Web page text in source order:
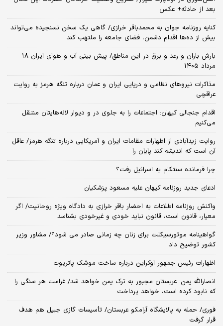
بعد از حادثه+ عکس
کنایه روزنامه جوان به محمدباقر خرازی/ گاهی یک سخن نسنجیده می‌تواند
بیش از ده‌ها اقدام دشمن، فضای جامعه را ملتهب کند
بارش باران و رعد و برق در این مناطق/ پیش بینی آب و هوای ایران ۱۸
مرداد ۱۴۰۵
مذاکرات نیروهای نظامی و دریایی ایران و عمان درباره تنگه هرمز به روایت
عراقچی
اقدام جنجالی کیهان: اجتماعات را به جلوی در و دیوار لانه‌هایتان منتقل
می‌کنیم
روایت زیدآبادی از اظهارات مقامات ایران و آمریکایی درباره تنگه هرمز/ عاقل
آن است که اندیشه کند پایان را
چرا فرمانده سنتکام به اسرائیل رفت؟
ادعای جدید روزنامه کیهان علیه مسعود پزشکیان
واکنش روزنامه اطلاعات به احضار باقر خرازی به دادگاه ویژه روحانیت/ اگر
معیار، قانون است، قانون نباید خودی و غیرخودی بشناسد
گواهینامه موتورسیکلت برای زنان چه زمانی صادر می شود؟/ مشاور وزیر
کشور توضیح داد
اظهارات رئیس جمهور اوکراین درباره ساخت موشک پاتریوت
انصارالله یمن: عربستان مجبور به ترک یمن خواهد شد/ غرامت هر سنگی را
که نابود کرده است، خواهد پرداخت
فوری/ حمله به پالایشگاه آرامکو عربستان/ تأسیسات گازی جبیل هم هدف
قرار گرفت